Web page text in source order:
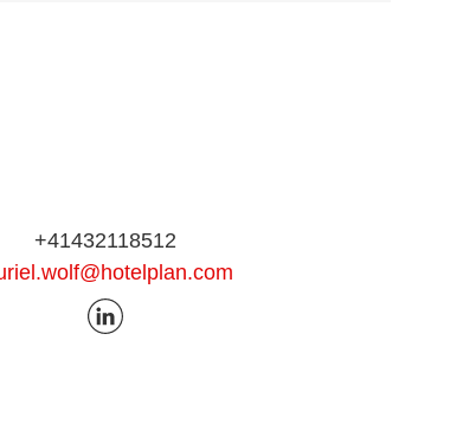
+41432118512